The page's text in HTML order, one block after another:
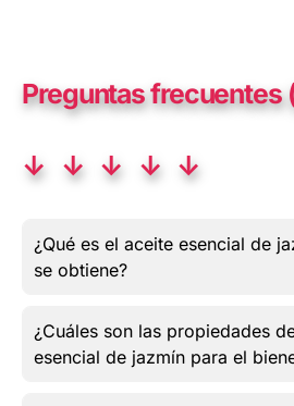
Preguntas frecuentes
↓ ↓ ↓ ↓ ↓
¿Qué es el aceite esencial de
se obtiene?
¿Cuáles son las propiedades
esencial de jazmín para el